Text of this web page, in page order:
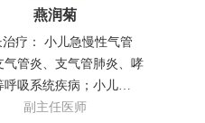
燕润菊
治疗： 小儿急慢性气管
气管炎、支气管肺炎、哮
呼吸系统疾病；小儿…
副主任医师